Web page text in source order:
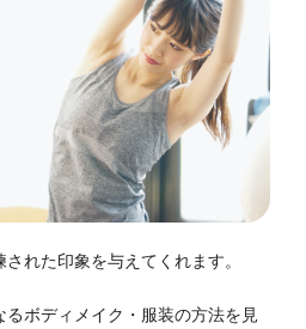
れた印象を与えてくれます。
ボディメイク・服装の方法を見